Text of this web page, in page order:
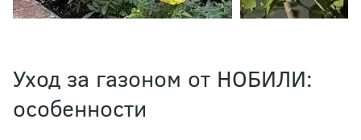
Уход за газоном от НОБИЛИ:
особенности